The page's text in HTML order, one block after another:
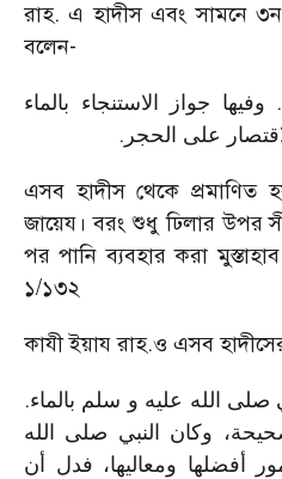
রাহ. এ হাদীস এবং সামনে
বলেন-
جواز الاستنجاء بالماء
على الحجر .
এসব হাদীস থেকে প্রমাণিত
জায়েয। বরং শুধু ঢিলার উপর
পর পানি ব্যবহার করা
১/১৩২
কাযী ইয়ায রাহ.ও এসব
صلى الله عليه و سلم بالماء.
وكان النبي صلى الله
أفضلها ومعاليها، فدل أن